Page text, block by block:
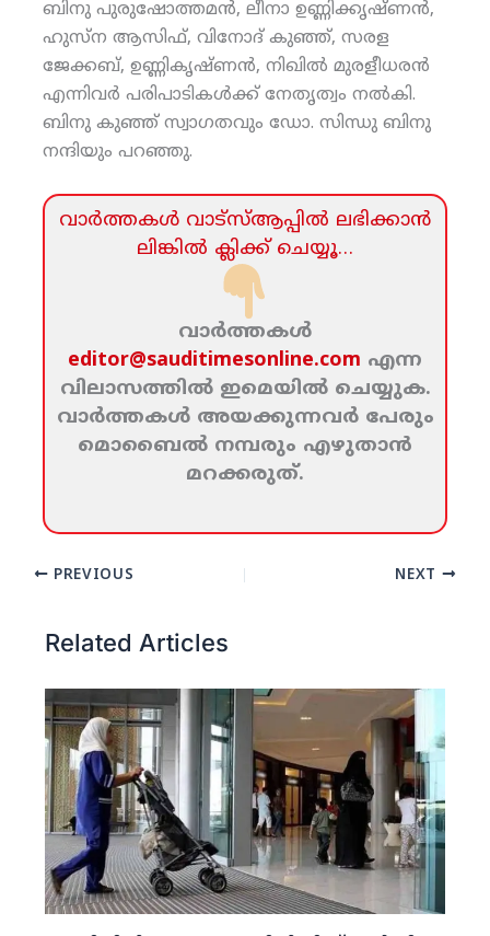
ബിനു പുരുഷോത്തമന്‍, ലീനാ ഉണ്ണിക്കൃഷ്ണന്‍,
ഹുസ്‌ന ആസിഫ്, വിനോദ് കുഞ്ഞ്, സരള
ജേക്കബ്, ഉണ്ണികൃഷ്ണന്‍, നിഖില്‍ മുരളീധരന്‍
എന്നിവര്‍ പരിപാടികള്‍ക്ക് നേതൃത്വം നല്‍കി.
ബിനു കുഞ്ഞ് സ്വാഗതവും ഡോ. സിന്ധു ബിനു
നന്ദിയും പറഞ്ഞു.
വാര്‍ത്തകള്‍ വാട്‌സ്‌ആപ്പില്‍ ലഭിക്കാന്‍
ലിങ്കില്‍ ക്ലിക്ക്‌ ചെയ്യൂ…
വാര്‍ത്തകള്‍
editor@sauditimesonline.com എന്ന
വിലാസത്തില്‍ ഇമെയില്‍ ചെയ്യുക.
വാര്‍ത്തകള്‍ അയക്കുന്നവര്‍ പേരും
മൊബൈല്‍ നമ്പരും എഴുതാന്‍
മറക്കരുത്‌.
PREVIOUS NEXT
Related Articles